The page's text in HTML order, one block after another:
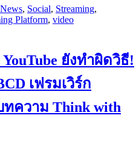
News, Social, Streaming,
Platform, video
ยังทำผิดวิธี!
เฟรมเวิร์ก
ทความ Think with